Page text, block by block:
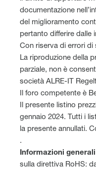
documentazione
del miglioramento
pertanto differire dalle
Con riserva di errori di
La riproduzione della
parziale, non è
società ALRE-IT
Il foro competente è
Il presente listino
gennaio 2024. Tutti i
la presente annullati.
.
Informazioni generali
sulla direttiva RoHS: